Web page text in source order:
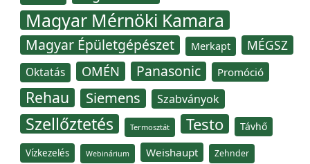
Magyar Mérnöki Kamara
Magyar Épületgépészet Merkapt MÉGSZ
Oktatás OMÉN Panasonic Promóció
Rehau Siemens Szabványok
Szellőztetés Termosztát Testo Távhő
Vízkezelés Webinárium Weishaupt Zehnder